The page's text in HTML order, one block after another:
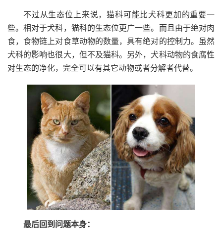
不过从生态位上来说，猫科可能比犬科更加的重要一
些。相对于犬科，猫科的生态位更广一些。而且由于绝对肉
食，食物链上对食草动物的数量，具有绝对的控制力。虽然
犬科的影响也很大，但不及猫科。另外，犬科动物的食腐性
对生态的净化，完全可以有其它动物或者分解者代替。
最后回到问题本身：